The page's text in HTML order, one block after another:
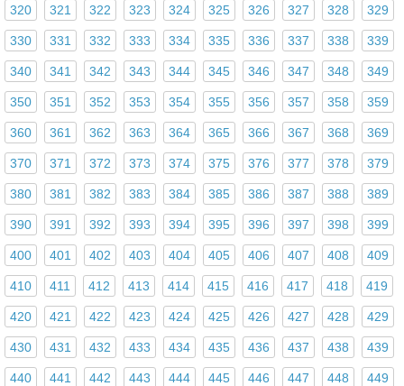
320 321 322 323 324 325 326 327 328 329
330 331 332 333 334 335 336 337 338 339
340 341 342 343 344 345 346 347 348 349
350 351 352 353 354 355 356 357 358 359
360 361 362 363 364 365 366 367 368 369
370 371 372 373 374 375 376 377 378 379
380 381 382 383 384 385 386 387 388 389
390 391 392 393 394 395 396 397 398 399
400 401 402 403 404 405 406 407 408 409
410 411 412 413 414 415 416 417 418 419
420 421 422 423 424 425 426 427 428 429
430 431 432 433 434 435 436 437 438 439
440 441 442 443 444 445 446 447 448 449